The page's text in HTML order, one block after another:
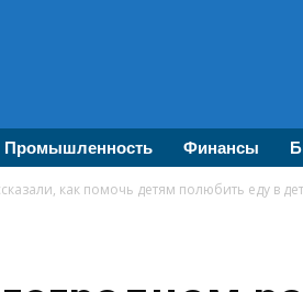
Промышленность Финансы
как помочь детям полюбить еду в